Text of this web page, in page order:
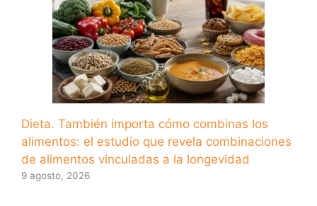
Dieta. También importa cómo combinas los
alimentos: el estudio que revela combinaciones
de alimentos vinculadas a la longevidad
9 agosto, 2026